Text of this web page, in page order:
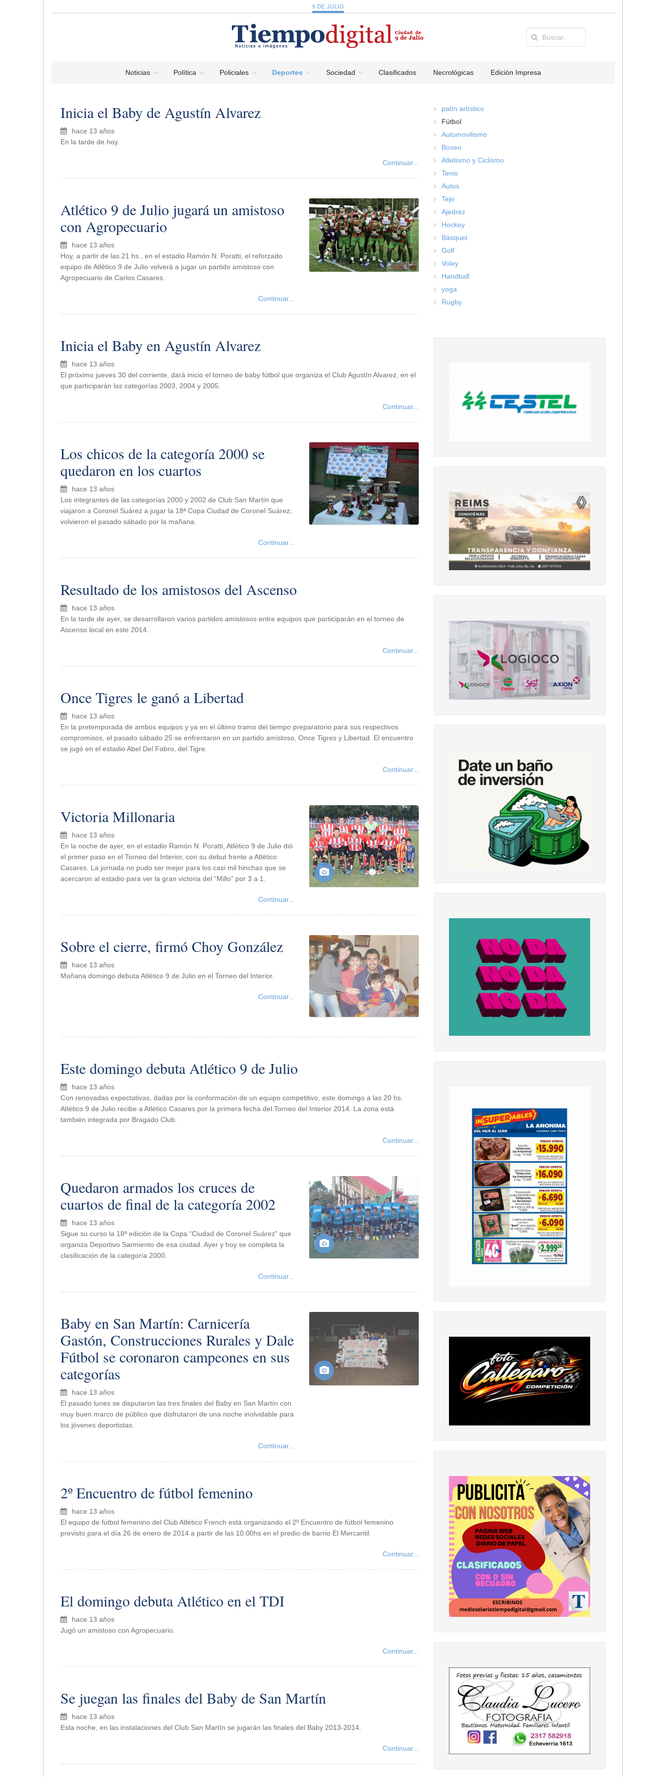
9 DE JULIO
Noticias Política Policiales Deportes Sociedad Clasificados Necrológicas Edición Impresa
Inicia el Baby de Agustín Alvarez
hace 13 años
En la tarde de hoy.
Continuar...
Atlético 9 de Julio jugará un amistoso
con Agropecuario
hace 13 años
Hoy, a partir de las 21 hs., en el estadio Ramón N. Poratti, el reforzado
equipo de Atlético 9 de Julio volverá a jugar un partido amistoso con
Agropecuario de Carlos Casares.
Continuar...
Inicia el Baby en Agustín Alvarez
hace 13 años
El próximo jueves 30 del corriente, dará inicio el torneo de baby fútbol que organiza el Club Agustín Alvarez, en el
que participarán las categorías 2003, 2004 y 2005.
Continuar...
Los chicos de la categoría 2000 se
quedaron en los cuartos
hace 13 años
Los integrantes de las categorías 2000 y 2002 de Club San Martín que
viajaron a Coronel Suárez a jugar la 18ª Copa Ciudad de Coronel Suárez,
volvieron el pasado sábado por la mañana.
Continuar...
Resultado de los amistosos del Ascenso
hace 13 años
En la tarde de ayer, se desarrollaron varios partidos amistosos entre equipos que participarán en el torneo de
Ascenso local en este 2014.
Continuar...
Once Tigres le ganó a Libertad
hace 13 años
En la pretemporada de ambos equipos y ya en el último tramo del tiempo preparatorio para sus respectivos
compromisos, el pasado sábado 25 se enfrentaron en un partido amistoso, Once Tigres y Libertad. El encuentro
se jugó en el estadio Abel Del Fabro, del Tigre.
Continuar...
Victoria Millonaria
hace 13 años
En la noche de ayer, en el estadio Ramón N. Poratti, Atlético 9 de Julio dió
el primer paso en el Torneo del Interior, con su debut frente a Atlético
Casares. La jornada no pudo ser mejor para los casi mil hinchas que se
acercaron al estadio para ver la gran victoria del “Millo” por 3 a 1.
Continuar...
Sobre el cierre, firmó Choy González
hace 13 años
Mañana domingo debuta Atlético 9 de Julio en el Torneo del Interior.
Continuar...
Este domingo debuta Atlético 9 de Julio
hace 13 años
Con renovadas expectativas, dadas por la conformación de un equipo competitivo, este domingo a las 20 hs.
Atlético 9 de Julio recibe a Atlético Casares por la primera fecha del Torneo del Interior 2014. La zona está
también integrada por Bragado Club.
Continuar...
Quedaron armados los cruces de
cuartos de final de la categoría 2002
hace 13 años
Sigue su curso la 18ª edición de la Copa “Ciudad de Coronel Suárez” que
organiza Deportivo Sarmiento de esa ciudad. Ayer y hoy se completa la
clasificación de la categoría 2000.
Continuar...
Baby en San Martín: Carnicería
Gastón, Construcciones Rurales y Dale
Fútbol se coronaron campeones en sus
categorías
hace 13 años
El pasado lunes se disputaron las tres finales del Baby en San Martín con
muy buen marco de público que disfrutaron de una noche inolvidable para
los jóvenes deportistas.
Continuar...
2º Encuentro de fútbol femenino
hace 13 años
El equipo de fútbol femenino del Club Atlético French está organizando el 2º Encuentro de fútbol femenino
previsto para el día 26 de enero de 2014 a partir de las 10.00hs en el predio de barrio El Mercantil.
Continuar...
El domingo debuta Atlético en el TDI
hace 13 años
Jugó un amistoso con Agropecuario.
Continuar...
Se juegan las finales del Baby de San Martín
hace 13 años
Esta noche, en las instalaciones del Club San Martín se jugarán las finales del Baby 2013-2014.
Continuar...
patín artístico
Fútbol
Automovilismo
Boxeo
Atletismo y Ciclismo
Tenis
Autos
Tejo
Ajedrez
Hockey
Básquet
Golf
Voley
Handball
yoga
Rugby